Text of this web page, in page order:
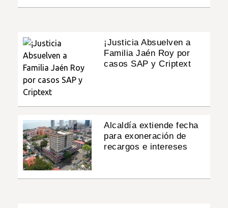
¡Justicia Absuelven a
Familia Jaén Roy por
casos SAP y Criptext
Alcaldía extiende fecha
para exoneración de
recargos e intereses